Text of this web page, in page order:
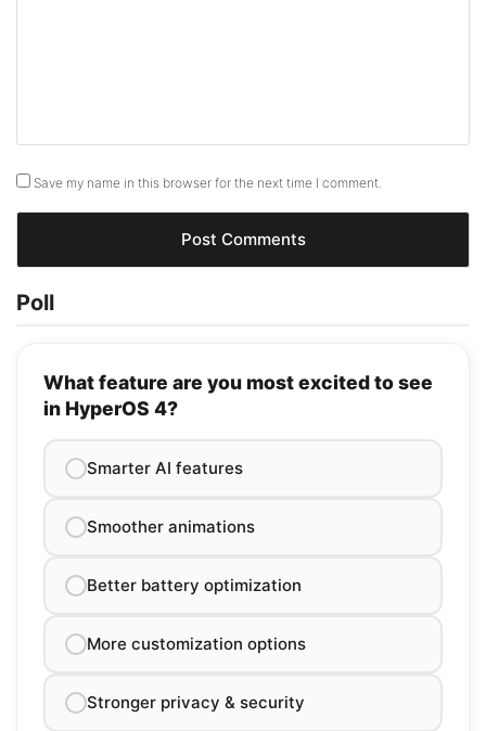
Save my name in this browser for the next time I comment.
Poll
What feature are you most excited to see
in HyperOS 4?
Smarter AI features
Smoother animations
Better battery optimization
More customization options
Stronger privacy & security